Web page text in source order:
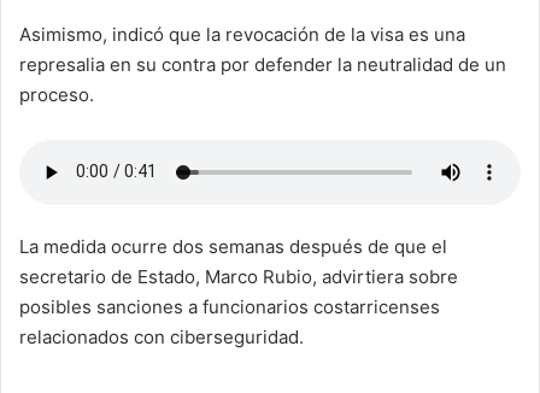
Asimismo, indicó que la revocación de la visa es una
represalia en su contra por defender la neutralidad de un
proceso.
La medida ocurre dos semanas después de que el
secretario de Estado, Marco Rubio, advirtiera sobre
posibles sanciones a funcionarios costarricenses
relacionados con ciberseguridad.